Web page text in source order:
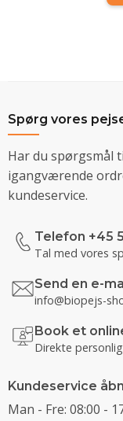
Spørg vores
Har du spørgsmål
igangværende
kundeservice.
Telefon +45
Tal med vores
Send en e-
info@biopejs-
Book et
Direkte
Kundeservice
Man - Fre: 08:00 -